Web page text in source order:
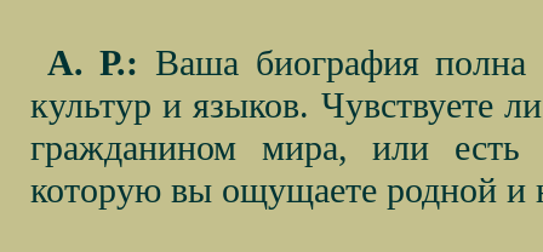
А. Р.: Ваша биография полна
культур и языков. Чувствуете
гражданином мира, или есть
которую вы ощущаете родной и